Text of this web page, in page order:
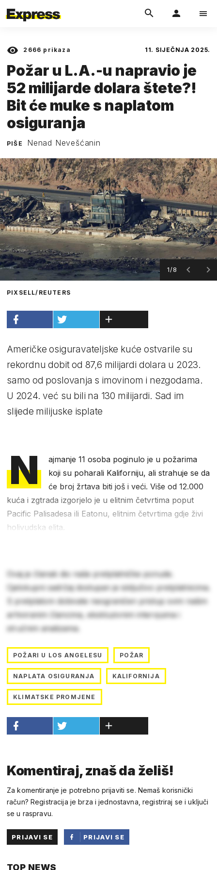
2666 prikaza 11. SIJEČNJA 2025.
Požar u L.A.-u napravio je
52 milijarde dolara štete?!
Bit će muke s naplatom
osiguranja
PIŠE Nenad Nevešćanin
1/8
PIXSELL/REUTERS
Američke osiguravateljske kuće ostvarile su
rekordnu dobit od 87,6 milijardi dolara u 2023.
samo od poslovanja s imovinom i nezgodama.
U 2024. već su bili na 130 milijardi. Sad im
slijede milijuske isplate
N
ajmanje 11 osoba poginulo je u požarima
koji su poharali Kaliforniju, ali strahuje se da
će broj žrtava biti još i veći. Više od 12.000
kuća i zgtrada izgorjelo je u elitnim četvrtima poput
Pacific Palisadesa ili Eatonu, elitnim četvrtima gdje živi
holivudska elita.
Ovaj je članak dio naše pretplatničke ponude.
Cjelokupni sadržaj dostupan je isključivo pretplatnicima.
S pretplatom dobivate neograničen pristup svim našim
arhiviranim člancima, ekskluzivnim intervjuima i
stručnim analizama.
POŽARI U LOS ANGELESU POŽAR
NAPLATA OSIGURANJA KALIFORNIJA
KLIMATSKE PROMJENE
Komentiraj, znaš da želiš!
Za komentiranje je potrebno prijaviti se. Nemaš korisnički
račun? Registracija je brza i jednostavna, registriraj se i uključi
se u raspravu.
PRIJAVI SE
PRIJAVI SE
TOP NEWS